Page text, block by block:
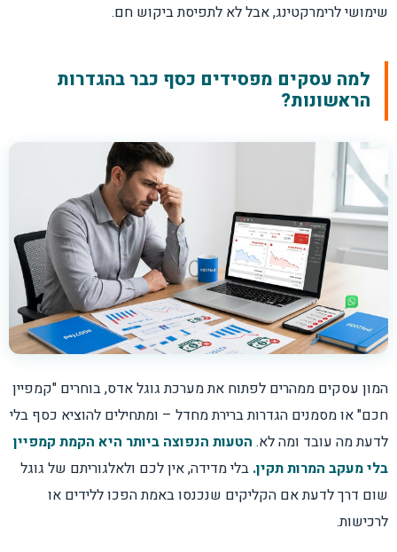
שימושי לרימרקטינג, אבל לא לתפיסת ביקוש חם.
למה עסקים מפסידים כסף כבר בהגדרות
הראשונות?
המון עסקים ממהרים לפתוח את מערכת גוגל אדס, בוחרים "קמפיין
חכם" או מסמנים הגדרות ברירת מחדל – ומתחילים להוציא כסף בלי
לדעת מה עובד ומה לא. הטעות הנפוצה ביותר היא הקמת קמפיין
בלי מעקב המרות תקין. בלי מדידה, אין לכם ולאלגוריתם של גוגל
שום דרך לדעת אם הקליקים שנכנסו באמת הפכו ללידים או
לרכישות.